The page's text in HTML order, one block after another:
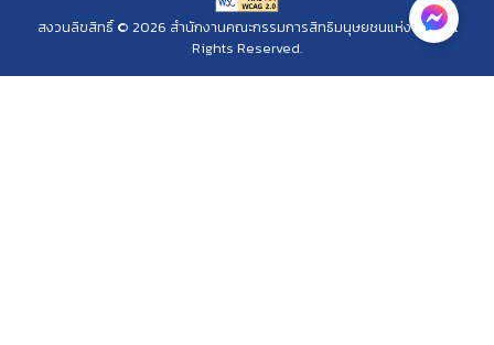
สงวนลิขสิทธิ์ © 2026 สำนักงานคณะกรรมการสิทธิมนุษยชนแห่งชาติ. All
Rights Reserved.